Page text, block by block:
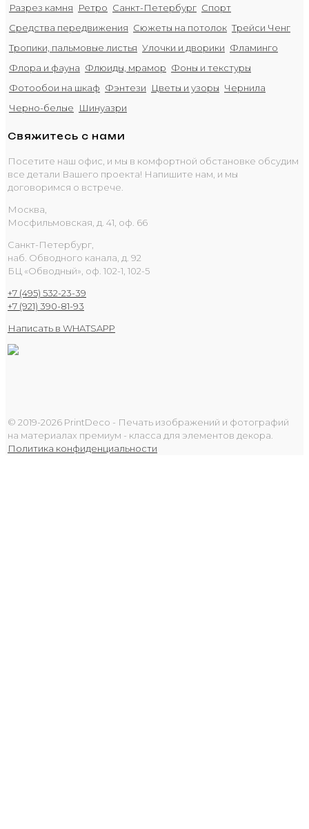
Разрез камня Ретро Санкт-Петербург Спорт
Средства передвижения Сюжеты на потолок Трейси Ченг
Тропики, пальмовые листья Улочки и дворики Фламинго
Флора и фауна Флюиды, мрамор Фоны и текстуры
Фотообои на шкаф Фэнтези Цветы и узоры Чернила
Черно-белые
Шинуазри
Свяжитесь с нами
Посетите наш офис, и мы в комфортной обстановке обсудим
все детали Вашего проекта! Напишите нам, и мы
договоримся о встрече.
Москва,
Мосфильмовская, д. 41, оф. 66
Санкт-Петербург,
наб. Обводного канала, д. 92
БЦ «Обводный», оф. 102-1, 102-5
+7 (495) 532-23-39
+7 (921) 390-81-93
Написать в WHATSAPP
© 2019-2026 PrintDeco - Печать изображений и фотографий
на материалах премиум - класса для элементов декора.
Политика конфиденциальности